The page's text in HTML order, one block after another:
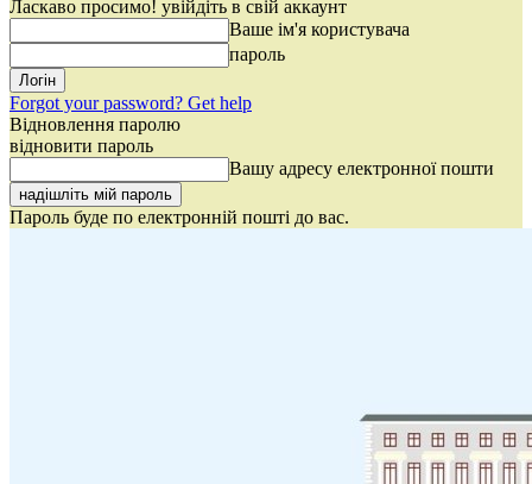
Ласкаво просимо! увійдіть в свій аккаунт
Ваше ім'я користувача
пароль
Forgot your password? Get help
Відновлення паролю
відновити пароль
Вашу адресу електронної пошти
Пароль буде по електронній пошті до вас.